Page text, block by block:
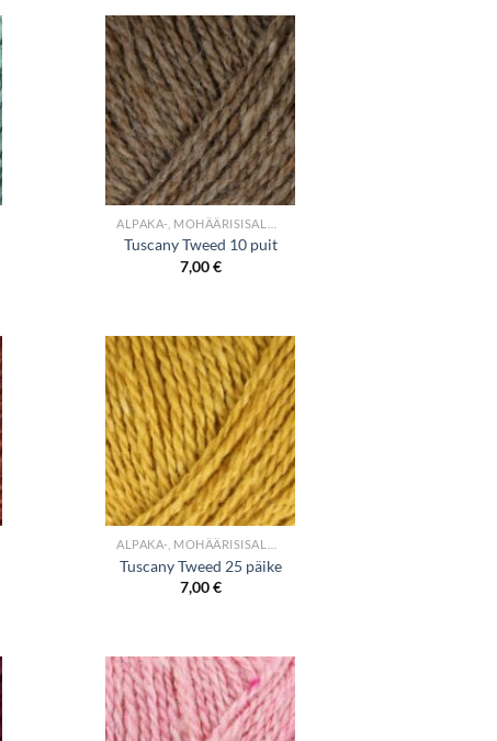
+
Tuscany Tweed 10 puit
7,00€
+
Tuscany Tweed 25 päike
7,00€